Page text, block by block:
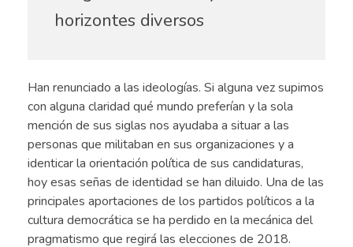
horizontes diversos
Han renunciado a las ideologías. Si alguna vez supimos
con alguna claridad qué mundo preferían y la sola
mención de sus siglas nos ayudaba a situar a las
personas que militaban en sus organizaciones y a
identicar la orientación política de sus candidaturas,
hoy esas señas de identidad se han diluido. Una de las
principales aportaciones de los partidos políticos a la
cultura democrática se ha perdido en la mecánica del
pragmatismo que regirá las elecciones de 2018.